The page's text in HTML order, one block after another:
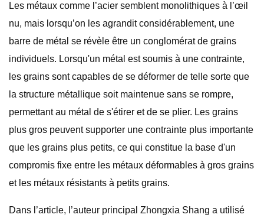
Les métaux comme l’acier semblent monolithiques à l’œil
nu, mais lorsqu’on les agrandit considérablement, une
barre de métal se révèle être un conglomérat de grains
individuels. Lorsqu'un métal est soumis à une contrainte,
les grains sont capables de se déformer de telle sorte que
la structure métallique soit maintenue sans se rompre,
permettant au métal de s'étirer et de se plier. Les grains
plus gros peuvent supporter une contrainte plus importante
que les grains plus petits, ce qui constitue la base d'un
compromis fixe entre les métaux déformables à gros grains
et les métaux résistants à petits grains.
Dans l’article, l’auteur principal Zhongxia Shang a utilisé